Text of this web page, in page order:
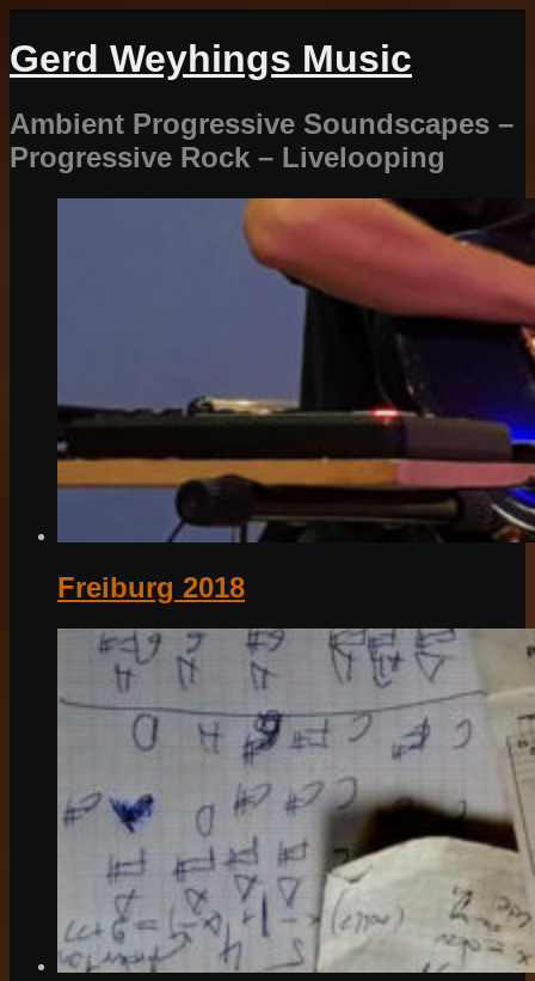
Gerd Weyhings Music
Ambient Progressive Soundscapes –
Progressive Rock – Livelooping
Freiburg 2018